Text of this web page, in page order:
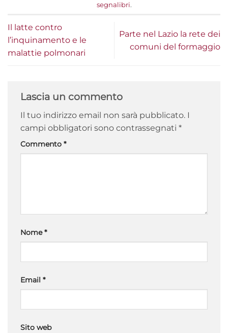
segnalibri.
Il latte contro
l’inquinamento e le
malattie polmonari
Parte nel Lazio la rete dei
comuni del formaggio
Lascia un commento
Il tuo indirizzo email non sarà pubblicato. I
campi obbligatori sono contrassegnati *
Commento *
Nome*
Email *
Sito web